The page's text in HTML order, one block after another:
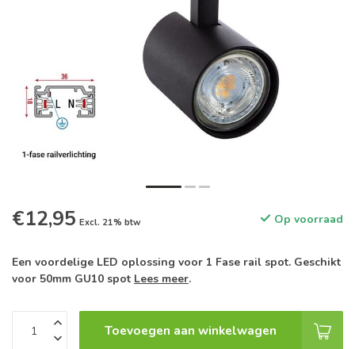
€12,95 Excl. 21% btw Op voorraad
Een voordelige LED oplossing voor 1 Fase rail spot. Geschikt
voor 50mm GU10 spot Lees meer.
Toevoegen aan winkelwagen